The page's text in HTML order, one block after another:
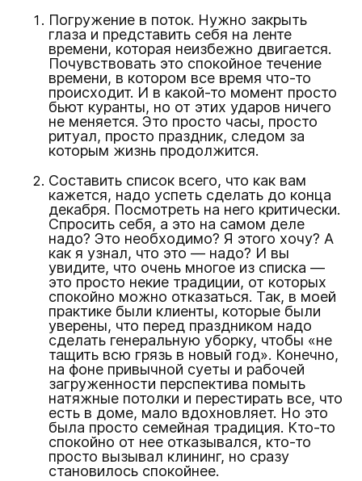
Погружение в поток. Нужно закрыть
глаза и представить себя на ленте
времени, которая неизбежно двигается.
Почувствовать это спокойное течение
времени, в котором все время что-то
происходит. И в какой-то момент просто
бьют куранты, но от этих ударов ничего
не меняется. Это просто часы, просто
ритуал, просто праздник, следом за
которым жизнь продолжится.
Составить список всего, что как вам
кажется, надо успеть сделать до конца
декабря. Посмотреть на него критически.
Спросить себя, а это на самом деле
надо? Это необходимо? Я этого хочу? А
как я узнал, что это — надо? И вы
увидите, что очень многое из списка —
это просто некие традиции, от которых
спокойно можно отказаться. Так, в моей
практике были клиенты, которые были
уверены, что перед праздником надо
сделать генеральную уборку, чтобы «не
тащить всю грязь в новый год». Конечно,
на фоне привычной суеты и рабочей
загруженности перспектива помыть
натяжные потолки и перестирать все, что
есть в доме, мало вдохновляет. Но это
была просто семейная традиция. Кто-то
спокойно от нее отказывался, кто-то
просто вызывал клининг, но сразу
становилось спокойнее.